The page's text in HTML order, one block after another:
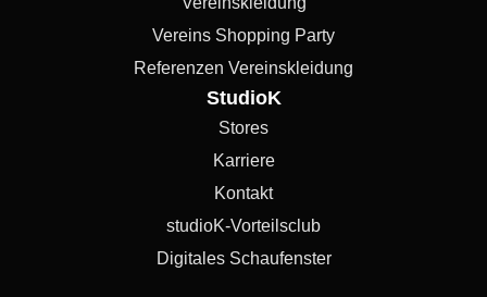
Vereins Shopping Party
Referenzen Vereinskleidung
StudioK
Stores
Karriere
Kontakt
studioK-Vorteilsclub
Digitales Schaufenster